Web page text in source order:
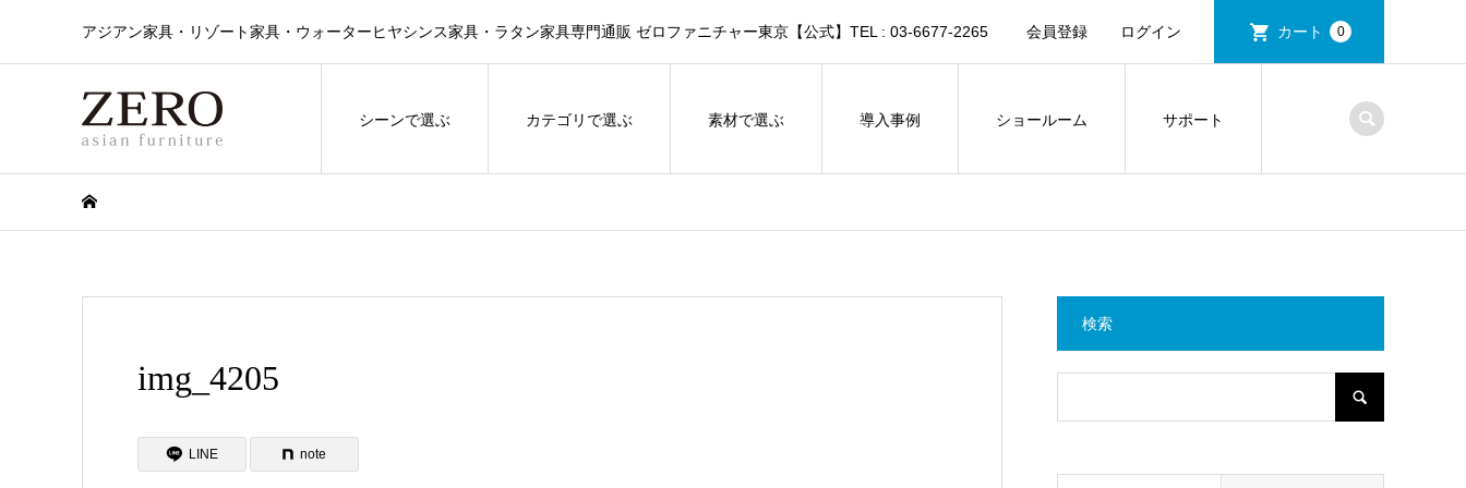
アジアン家具・リゾート家具・ウォーターヒヤシンス家具・ラタン家具専門通販 ゼロファニチャー東京【公式】TEL : 03-6677-2265 会員登録 ログイン カート 0
シーンで選ぶ カテゴリで選ぶ 素材で選ぶ 導入事例 ショールーム サポート
img_4205
LINE note
検索